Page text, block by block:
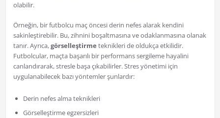
olabilir.
Örneğin, bir futbolcu maç öncesi derin nefes alarak kendini
sakinleştirebilir. Bu, zihnini boşaltmasına ve odaklanmasına olanak
tanır. Ayrıca,görselleştirme teknikleri de oldukça etkilidir.
Futbolcular, maçta başarılı bir performans sergileme hayalini
canlandırarak, stresle başa çıkabilirler. Stres yönetimi için
uygulanabilecek bazı yöntemler şunlardır:
Derin nefes alma teknikleri
Görselleştirme egzersizleri